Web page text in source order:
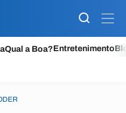
Qual a Boa?Entretenimento